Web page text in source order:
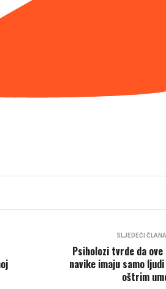
SLJEDEĆI
Psiholozi tvrde da
navike imaju samo
oštrim